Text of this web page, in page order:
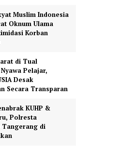
Muslim Indonesia
Oknum Ulama
Korban
di Tual
Pelajar,
Desak
Secara Transparan
KUHP &
Polresta
di